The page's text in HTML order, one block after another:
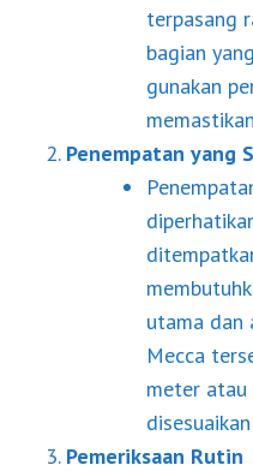
terpasang
bagian
gunakan
Penempatan yang
utama dan
Mecca
meter atau
Pemeriksaan Rutin